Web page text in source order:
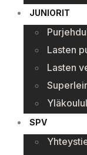
JUNIORIT
Lasten
Lasten
SPV